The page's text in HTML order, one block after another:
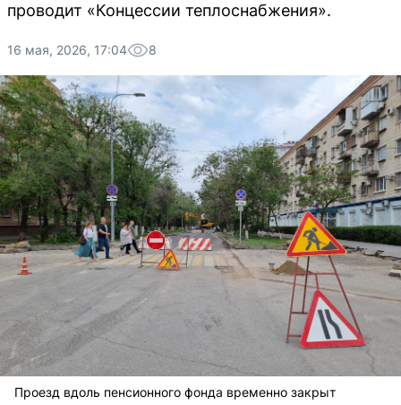
проводит «Концессии теплоснабжения».
16 мая, 2026, 17:04 8
Проезд вдоль пенсионного фонда временно закрыт